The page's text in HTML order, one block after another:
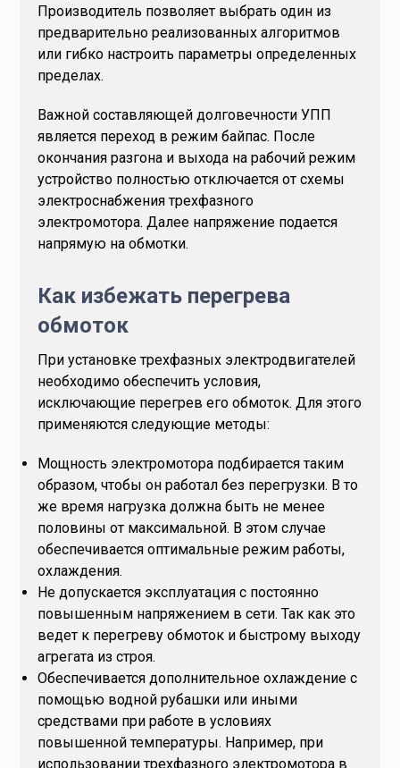
Производитель позволяет выбрать один из
предварительно реализованных алгоритмов
или гибко настроить параметры определенных
пределах.
Важной составляющей долговечности УПП
является переход в режим байпас. После
окончания разгона и выхода на рабочий режим
устройство полностью отключается от схемы
электроснабжения трехфазного
электромотора. Далее напряжение подается
напрямую на обмотки.
Как избежать перегрева
обмоток
При установке трехфазных электродвигателей
необходимо обеспечить условия,
исключающие перегрев его обмоток. Для этого
применяются следующие методы:
Мощность электромотора подбирается таким
образом, чтобы он работал без перегрузки. В то
же время нагрузка должна быть не менее
половины от максимальной. В этом случае
обеспечивается оптимальные режим работы,
охлаждения.
Не допускается эксплуатация с постоянно
повышенным напряжением в сети. Так как это
ведет к перегреву обмоток и быстрому выходу
агрегата из строя.
Обеспечивается дополнительное охлаждение с
помощью водной рубашки или иными
средствами при работе в условиях
повышенной температуры. Например, при
использовании трехфазного электромотора в